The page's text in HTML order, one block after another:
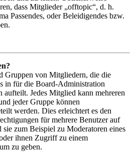
dass Mitglieder „offtopic“, d. h.
Passendes, oder Beleidigendes bzw.
Gruppen von Mitgliedern, die die
in für die Board-Administration
aufteilt. Jedes Mitglied kann mehreren
jeder Gruppe können
werden. Dies erleichtert es den
für mehrere Benutzer auf
sie zum Beispiel zu Moderatoren eines
ihnen Zugriff zu einem
zu geben.